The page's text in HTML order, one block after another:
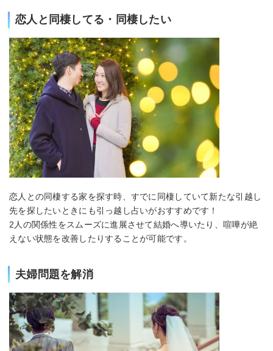
恋人と同棲してる・同棲したい
恋人との同棲する家を探す時、すでに同棲していて新たな引越し
先を探したいときにも引っ越し占いがおすすめです！
2人の関係性をスムーズに進展させて結婚へ導いたり、喧嘩が絶
えない状態を改善したりすることが可能です。
夫婦問題を解消